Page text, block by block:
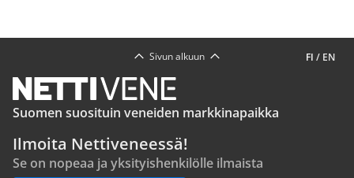
FI / EN
Sivun alkuun
Suomen suosituin veneiden markkinapaikka
Ilmoita Nettiveneessä!
Se on nopeaa ja yksityishenkilölle ilmaista